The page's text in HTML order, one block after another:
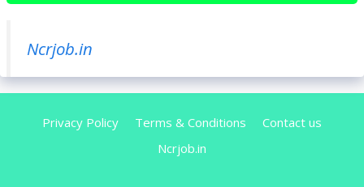
Ncrjob.in
Privacy Policy Terms & Conditions
Contact us
Ncrjob.in